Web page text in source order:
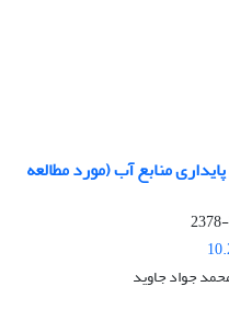
منابع آب (مورد مطالعه
جواد جاوید